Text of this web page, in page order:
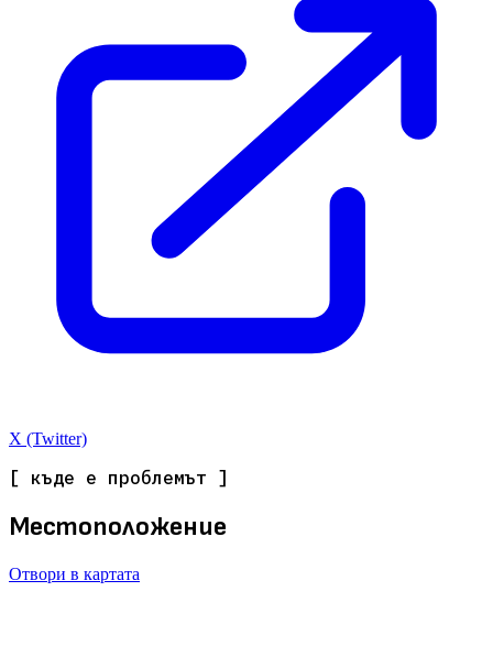
X (Twitter)
[ къде е проблемът ]
Местоположение
Отвори в картата